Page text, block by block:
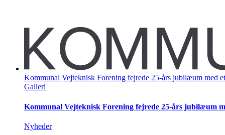
Kommunal Vejteknisk Forening fejrede 25-års jubilæum med
Galleri
Kommunal Vejteknisk Forening fejrede 25-års jubilæum
Nyheder